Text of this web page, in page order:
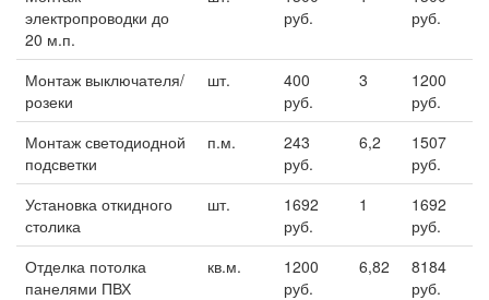
электропроводки до
20 м.п.
руб.
руб.
Монтаж выключателя/
розеки
шт.
400
руб.
3
1200
руб.
Монтаж светодиодной
подсветки
п.м.
243
руб.
6,2
1507
руб.
Установка откидного
столика
шт.
1692
руб.
1
1692
руб.
Отделка потолка
панелями ПВХ
кв.м.
1200
руб.
6,82
8184
руб.